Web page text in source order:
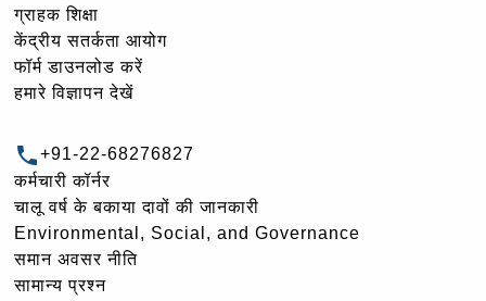
ग्राहक शिक्षा
केंद्रीय सतर्कता आयोग
फॉर्म डाउनलोड करें
हमारे विज्ञापन देखें
+91-22-68276827
कर्मचारी कॉर्नर
चालू वर्ष के बकाया दावों की जानकारी
Environmental, Social, and Governance
समान अवसर नीति
सामान्य प्रश्न